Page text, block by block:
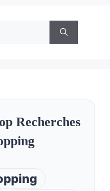
Recherches